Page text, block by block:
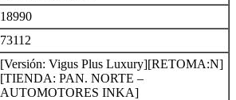
18990
73112
[Versión: Vigus Plus Luxury][RETOMA:N]
[TIENDA: PAN. NORTE –
AUTOMOTORES INKA]